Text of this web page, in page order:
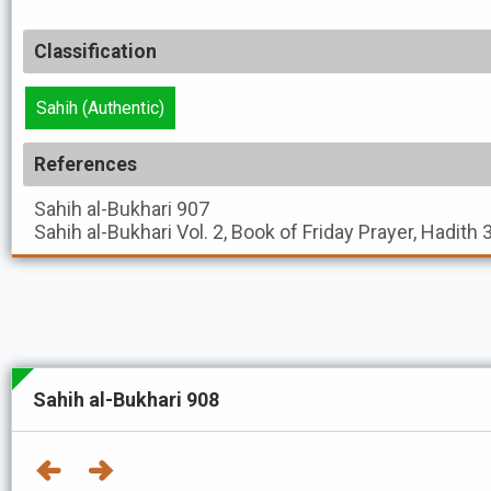
Classification
Sahih (Authentic)
References
Sahih al-Bukhari 907
Sahih al-Bukhari Vol. 2, Book of Friday Prayer, Hadith
Sahih al-Bukhari 908